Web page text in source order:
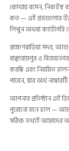
কোথায় বসেন, নিকটস্থ
কত — এই প্রশ্নগুলোর
লিখুন অথবা ক্যাটাগরি
ব্রাহ্মণবাড়িয়া সদর,
বাঞ্ছারামপুর ও
করছি এবং নিয়মিত
পাবেন, যার অর্থ
আপনার প্রতিষ্ঠান এই
পুরোনো মনে হলে —
সঠিক তথ্যই আমাদের